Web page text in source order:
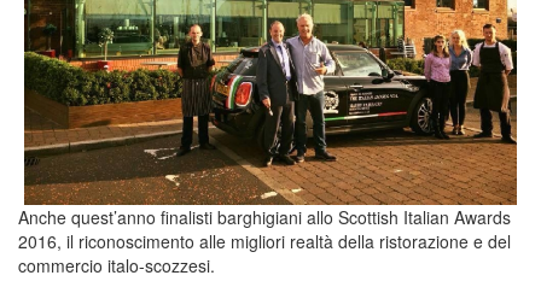
Anche quest’anno finalisti barghigiani allo Scottish Italian Awards
2016, il riconoscimento alle migliori realtà della ristorazione e del
commercio italo-scozzesi.